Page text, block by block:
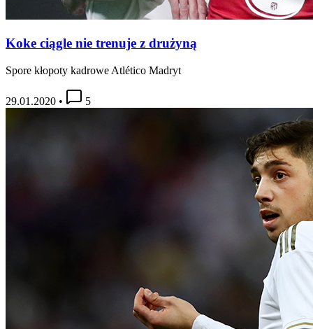
Koke ciągle nie trenuje z drużyną
Spore kłopoty kadrowe Atlético Madryt
29.01.2020 • 5